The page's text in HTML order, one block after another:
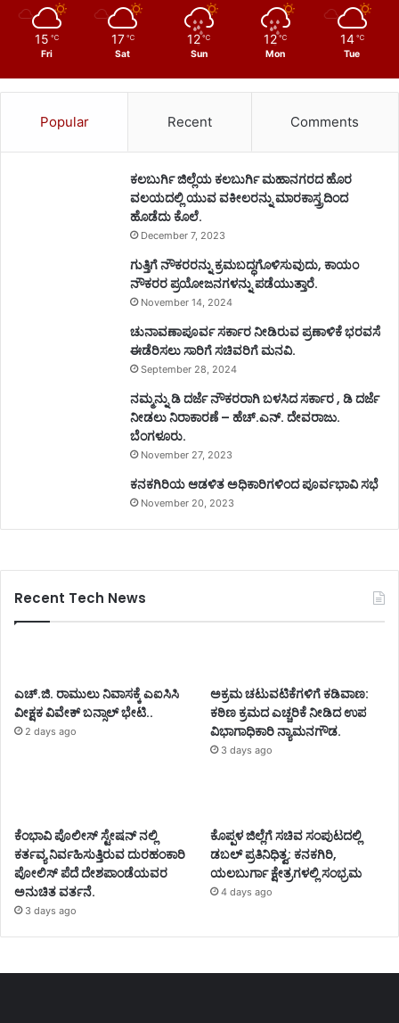
15 ℃
Fri
17 ℃
Sat
12 ℃
Sun
12 ℃
Mon
14 ℃
Tue
Popular Recent Comments
ಕಲಬುರ್ಗಿ ಜಿಲ್ಲೆಯ ಕಲಬುರ್ಗಿ ಮಹಾನಗರದ ಹೊರ
ವಲಯದಲ್ಲಿ ಯುವ ವಕೀಲರನ್ನು ಮಾರಕಾಸ್ತ್ರದಿಂದ
ಹೊಡೆದು ಕೊಲೆ.
December 7, 2023
ಗುತ್ತಿಗೆ ನೌಕರರನ್ನು ಕ್ರಮಬದ್ಧಗೊಳಿಸುವುದು, ಕಾಯಂ
ನೌಕರರ ಪ್ರಯೋಜನಗಳನ್ನು ಪಡೆಯುತ್ತಾರೆ.
November 14, 2024
ಚುನಾವಣಾಪೂರ್ವ ಸರ್ಕಾರ ನೀಡಿರುವ ಪ್ರಣಾಳಿಕೆ ಭರವಸೆ
ಈಡೆರಿಸಲು ಸಾರಿಗೆ ಸಚಿವರಿಗೆ ಮನವಿ.
September 28, 2024
ನಮ್ಮನ್ನು ಡಿ ದರ್ಜೆ ನೌಕರರಾಗಿ ಬಳಸಿದ ಸರ್ಕಾರ , ಡಿ ದರ್ಜೆ
ನೀಡಲು ನಿರಾಕಾರಣೆ – ಹೆಚ್.ಎನ್. ದೇವರಾಜು.
ಬೆಂಗಳೂರು.
November 27, 2023
ಕನಕಗಿರಿಯ ಆಡಳಿತ ಅಧಿಕಾರಿಗಳಿಂದ ಪೂರ್ವಭಾವಿ ಸಭೆ
November 20, 2023
Recent Tech News
ಎಚ್.ಜಿ. ರಾಮುಲು ನಿವಾಸಕ್ಕೆ ಎಐಸಿಸಿ
ವೀಕ್ಷಕ ವಿವೇಕ್ ಬನ್ಸಾಲ್ ಭೇಟಿ..
2 days ago
ಅಕ್ರಮ ಚಟುವಟಿಕೆಗಳಿಗೆ ಕಡಿವಾಣ:
ಕಠಿಣ ಕ್ರಮದ ಎಚ್ಚರಿಕೆ ನೀಡಿದ ಉಪ
ವಿಭಾಗಾಧಿಕಾರಿ ನ್ಯಾಮನಗೌಡ.
3 days ago
ಕೆಂಭಾವಿ ಪೊಲೀಸ್ ಸ್ಟೇಷನ್ ನಲ್ಲಿ
ಕರ್ತವ್ಯ ನಿರ್ವಹಿಸುತ್ತಿರುವ ದುರಹಂಕಾರಿ
ಪೋಲಿಸ್ ಪೆದೆ ದೇಶಪಾಂಡೆಯವರ
ಅನುಚಿತ ವರ್ತನೆ.
3 days ago
ಕೊಪ್ಪಳ ಜಿಲ್ಲೆಗೆ ಸಚಿವ ಸಂಪುಟದಲ್ಲಿ
ಡಬಲ್ ಪ್ರತಿನಿಧಿತ್ವ: ಕನಕಗಿರಿ,
ಯಲಬುರ್ಗಾ ಕ್ಷೇತ್ರಗಳಲ್ಲಿ ಸಂಭ್ರಮ
4 days ago